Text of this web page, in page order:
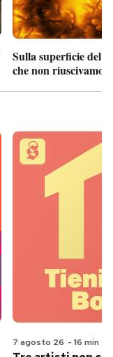
Sulla superficie del
che non riuscivamo
7 agosto 26 - 16 min